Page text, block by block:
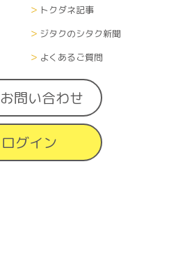
トクダネ記事
ジタクのシタク新聞
よくあるご質問
お問い合わせ
ログイン